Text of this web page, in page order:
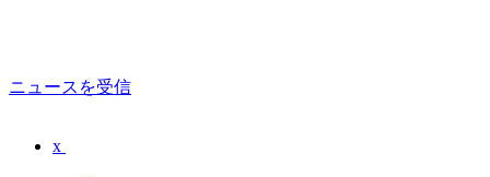
ニュースを受信
x